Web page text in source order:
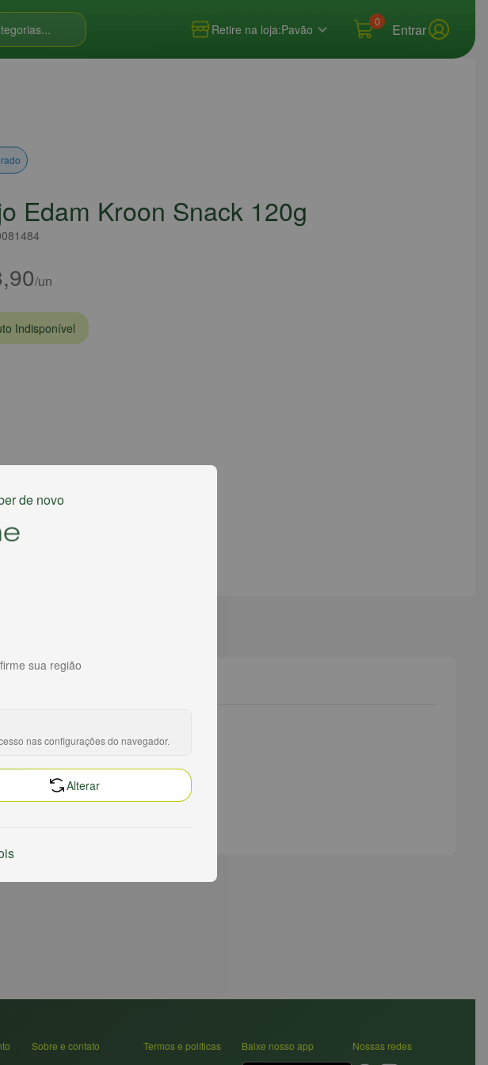
Retire na loja:Pavão
0 Entrar
Edam Kroon Snack 120g
/un
Indisponível
Sobre e contato
Termos e políticas
Baixe nosso app Nossas redes
de novo
sua região
nas configurações do navegador.
Alterar